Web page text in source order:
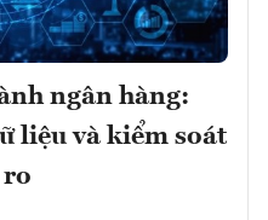
ngân hàng:
liệu và kiểm soát